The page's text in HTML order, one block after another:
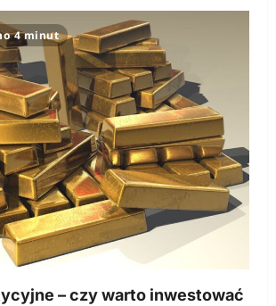
4 minut
– czy warto inwestować